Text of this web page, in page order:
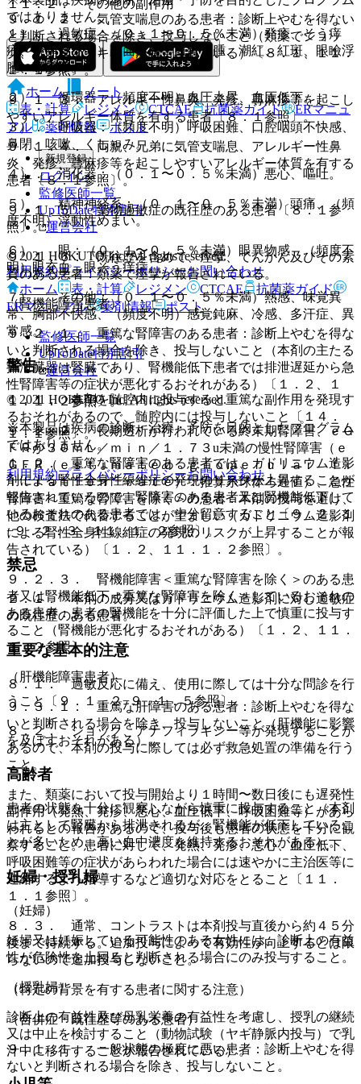
９．１．２． 気管支喘息のある患者：診断上やむを得ない
と判断される場合を除き、投与しないこと（類薬でショッ
ク、アナフィラキシーが報告されている）〔８．１、１１．
１．１参照〕。
９．１．３． アレルギー性鼻炎、発疹、蕁麻疹等を起こし
やすいアレルギー体質を有する患者〔８．１参照〕。
９．１．４． 両親、兄弟に気管支喘息、アレルギー性鼻
炎、発疹、蕁麻疹等を起こしやすいアレルギー体質を有する
患者〔８．１参照〕。
９．１．５． 薬物過敏症の既往歴のある患者〔８．１参
照〕。
９．１．６． 既往歴を含めて、痙攣、てんかん及びその素
質のある患者：類薬で痙攣が報告されている。
（腎機能障害患者）
９．２．１． 重篤な腎障害のある患者：診断上やむを得な
いと判断される場合を除き、投与しないこと（本剤の主たる
排泄臓器は腎臓であり、腎機能低下患者では排泄遅延から急
性腎障害等の症状が悪化するおそれがある）〔１．２、１
１．１．２参照〕。
９．２．２． 長期透析が行われている終末期腎障害、ｅＧ
ＦＲが３０ｍＬ／ｍｉｎ／１．７３u未満の慢性腎障害（ｅ
ＧＦＲ（ｅｓｔｉｍａｔｅｄ ｇｌｏｍｅｒｕｌａｒ ｆｉ
ｌｔｒａｔｉｏｎ ｒａｔｅ）：推算糸球体ろ過値）、急性
腎障害＜重篤な腎障害を除く＞の患者：本剤の投与を避け、
他の検査法で代替することが望ましい（ガドリニウム造影剤
による腎性全身性線維症の発現のリスクが上昇することが報
告されている）〔１．２、１１．１．２参照〕。
９．２．３． 腎機能障害＜重篤な腎障害を除く＞のある患
者又は腎機能低下＜重篤な腎障害を除く＞しているおそれの
ある患者：患者の腎機能を十分に評価した上で慎重に投与す
ること（腎機能が悪化するおそれがある）〔１．２、１１．
１．２参照〕。
（肝機能障害患者）
９．３．１． 重篤な肝障害のある患者：診断上やむを得な
いと判断される場合を除き、投与しないこと（肝機能に影響
を及ぼすおそれがある）。
高齢者
患者の状態を十分に観察しながら慎重に投与すること（本剤
は主として腎臓から排泄されるが、腎機能が低下しているこ
とが多いため、高い血中濃度を維持するおそれがある）。
妊婦・授乳婦
（妊婦）
妊婦又は妊娠している可能性のある女性には、診断上の有益
性が危険性を上回ると判断される場合にのみ投与すること。
（授乳婦）
診断上の有益性及び母乳栄養の有益性を考慮し、授乳の継続
又は中止を検討すること（動物試験（ヤギ静脈内投与）で乳
汁中に移行することが報告されている）。
１１．２． その他の副作用
１）． 過敏症：（０．１〜０．５％未満）発疹、そう痒
症、（頻度不明）顔面浮腫、血管浮腫、潮紅、紅斑、眼瞼浮
腫、蕁麻疹。
２）． 循環器：（頻度不明）血圧上昇、血圧低下。
３）． 呼吸器：（頻度不明）呼吸困難、口腔咽頭不快感、
鼻閉、咳嗽、くしゃみ。
４）． 消化器：（０．１〜０．５％未満）悪心、嘔吐。
５）． 精神神経系：（０．１〜０．５％未満）頭痛、（頻
度不明）浮動性めまい。
６）． 眼：（０．１〜０．５％未満）眼異物感、（頻度不
明）眼充血、眼そう痒症。
７）． その他：（０．１〜０．５％未満）熱感、味覚異
常、胸部不快感、（頻度不明）感覚鈍麻、冷感、多汗症、異
常感。
警告
１．１． 本剤を髄腔内に投与すると重篤な副作用を発現す
るおそれがあるので、髄腔内には投与しないこと〔１４．
１．１参照〕。
１．２． 重篤な腎障害のある患者では、ガドリニウム造影
剤による腎性全身性線維症の発現のリスクが上昇することが
報告されているので、腎障害のある患者又は腎機能低下して
いるおそれのある患者では、十分留意すること〔９．２．１
−９．２．３、１１．１．２参照〕。
禁忌
２．１． 本剤の成分又はガドリニウム造影剤に対し過敏症
の既往歴のある患者。
重要な基本的注意
８．１． 過敏反応に備え、使用に際しては十分な問診を行
うこと〔９．１．２−９．１．５参照〕。
８．２． ショック、アナフィラキシー等が発現することが
あるので、本剤の投与に際しては必ず救急処置の準備を行う
こと。
また、類薬において投与開始より１時間〜数日後にも遅発性
副作用（発熱、発疹、悪心、血圧低下、呼吸困難等）があら
われるとの報告があるので、投与後も患者の状態を十分に観
察すること。患者に対して、発熱、発疹、悪心、血圧低下、
呼吸困難等の症状があらわれた場合には速やかに主治医等に
連絡するよう指導するなど適切な対応をとること〔１１．
１．１参照〕。
８．３． 通常、コントラストは本剤投与直後から約４５分
後まで持続する。追加投与によって有効性が向上するとは限
らないので追加投与しないこと。
（特定の背景を有する患者に関する注意）
（合併症・既往歴等のある患者）
９．１．１． 一般状態の極度に悪い患者：診断上やむを得
ないと判断される場合を除き、投与しないこと。
ではありません。
ホーム
ノート
表・計算
レジメン CTCAE 抗菌薬ガイド
ERマニュ
アル
薬剤情報 ポスト
新規登録
ログイン
監修医師一覧
UpToDate特別割引
運営会社
© 2021 HOKUTO Inc. All rights reserved.
利用規約プライバシーポリシーお問い合わせ
ホーム
表・計算 レジメン CTCAE
抗菌薬ガイド
ERマニュアル
薬剤情報 ポスト
監修医師一覧
UpToDate特別割引
運営会社
© 2021 HOKUTO Inc. All rights reserved.
※本製品は疾病の診断・治療・予防を目的としたプログラム
ではありません。
利用規約プライバシーポリシーお問い合わせ